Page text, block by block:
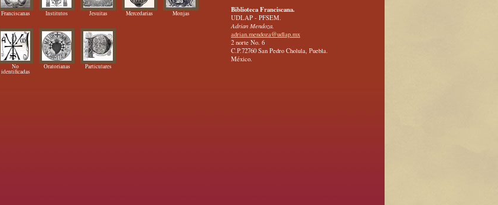
Franciscanas Institutos Jesuitas Mercedarias Monjas
No
identificadas
Oratorianas Particulares
Biblioteca Franciscana.
UDLAP - PFSEM.
Adrian Mendoza.
adrian.mendoza@udlap.mx
2 norte No. 6
C.P.72760 San Pedro Cholula, Puebla.
México.